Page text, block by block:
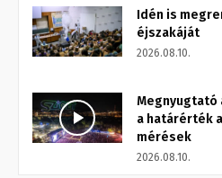
Idén is
éjszakáját
2026.08.10.
Megnyugtató
a határérték
mérések
2026.08.10.